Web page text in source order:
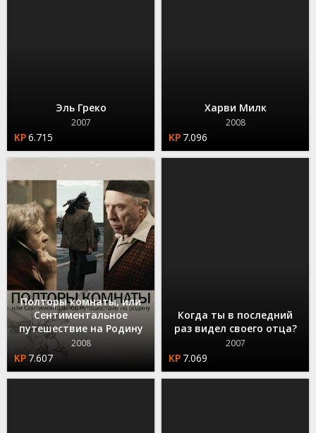
Эль Греко
2007
6.715
Харви Милк
2008
7.096
Полторы комнаты, или
Сентиментальное
путешествие на Родину
2008
7.607
Когда ты в последний
раз видел своего отца?
2007
7.069